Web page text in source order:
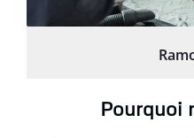
Pourquoi